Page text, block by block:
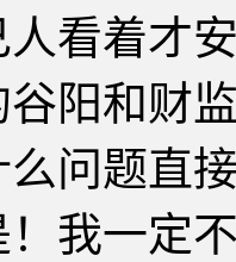
人看着才
谷阳和财
问题直
一定不